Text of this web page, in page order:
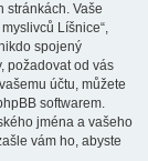
stránkách. Vaše
Líšnice“,
spojený
požadovat od vás
účtu, můžete
softwarem.
jména a vašeho
vám ho, abyste